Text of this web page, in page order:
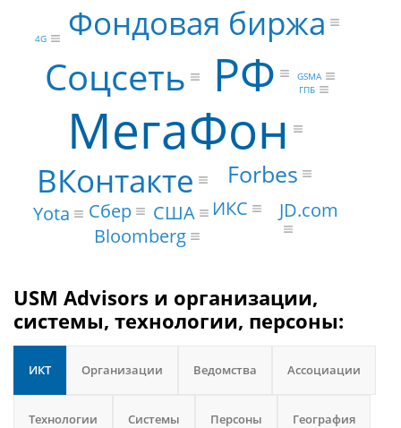
МегаФон
РФ
Соцсеть
ВКонтакте
Фондовая биржа
Forbes
ИКС
Yota Сбер JD.com
США
Bloomberg
ГПБ
GSMA
4G
USM Advisors и организации,
системы, технологии, персоны:
ИКТ Организации Ведомства Ассоциации
Технологии Системы Персоны География